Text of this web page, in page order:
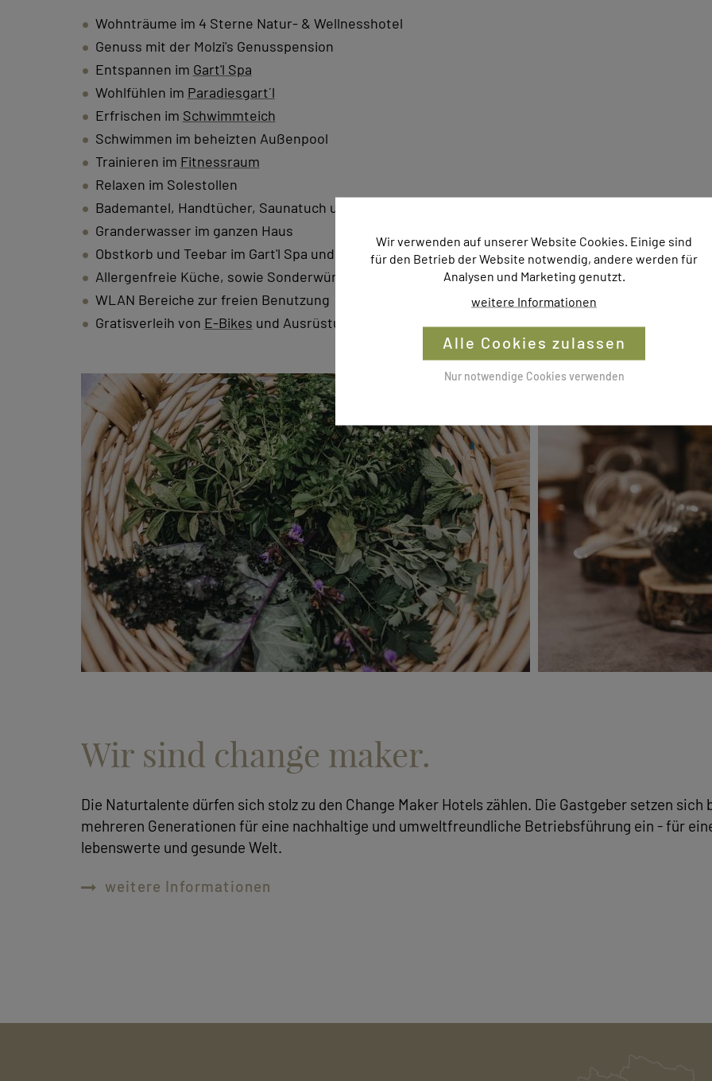
Wohnträume im 4 Sterne Natur- & Wellnesshotel
Genuss mit der Molzi's Genusspension
Entspannen im Gart'l Spa
Wohlfühlen im Paradiesgart´l
Erfrischen im Schwimmteich
Schwimmen im beheizten Außenpool
Trainieren im Fitnessraum
Relaxen im Solestollen
Bademantel, Handtücher, Saunatuch und Haarfön im Zimmer
Granderwasser im ganzen Haus
Obstkorb und Teebar im Gart'l Spa und Poolbereich
Allergenfreie Küche, sowie Sonderwünsche
WLAN Bereiche zur freien Benutzung
Gratisverleih von E-Bikes und Ausrüstung zum WandernundLanglaufen (Klassik)
Wir sind change maker.
Die Naturtalente dürfen sich stolz zu den Change Maker Hotels zählen. Die Gastgeber setzen sich
mehreren Generationen für eine nachhaltige und umweltfreundliche Betriebsführung ein - für
lebenswerte und gesunde Welt.
weitere Informationen
Wir verwenden auf unserer Website Cookies. Einige sind
für den Betrieb der Website notwendig, andere werden für
Analysen und Marketing genutzt.
weitere Informationen
Alle Cookies zulassen
Nur notwendige Cookies verwenden